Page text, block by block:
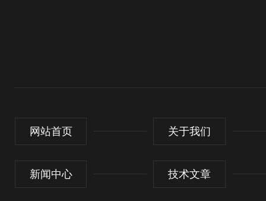
网站首页 关于我们
新闻中心 技术文章